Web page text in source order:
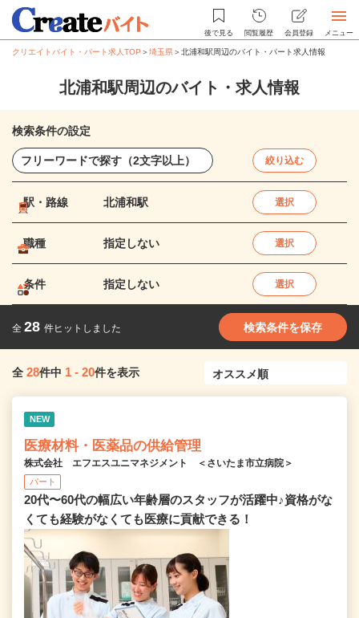
後で見る 閲覧履歴 会員登録 メニュー
クリエイトバイト・パート求人TOP ＞埼玉県＞北浦和駅周辺のバイト・パート求人情報
北浦和駅周辺のバイト・求人情報
検索条件の設定
絞り込む
駅・路線 北浦和駅 選択
職種 指定しない 選択
条件 指定しない 選択
全 28 件ヒットしました 検索条件を保存
全 28件中 1 - 20件を表示
NEW
医療材料・医薬品の供給管理
株式会社 エフエスユニマネジメント ＜さいたま市立病院＞
パート
20代〜60代の幅広い年齢層のスタッフが活躍中♪資格がな
くても経験がなくても医療に貢献できる！